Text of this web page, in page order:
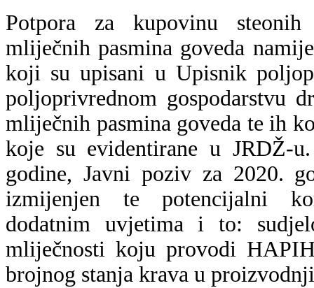
Potpora za kupovinu
mliječnih pasmina goveda
koji su upisani u Upisnik
poljoprivrednom gospodarstvu
mliječnih pasmina goveda te ih
koje su evidentirane u JRDŽ-
godine, Javni poziv za 2020.
izmijenjen te potencijalni
dodatnim uvjetima i to:
mliječnosti koju provodi
brojnog stanja krava u